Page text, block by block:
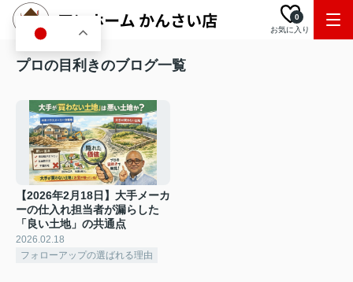
お気に入り
0
プロの目利きのブログ一覧
【2026年2月18日】大手メーカ
ーの仕入れ担当者が漏らした
「良い土地」の共通点
2026.02.18
フォローアップの選ばれる理由